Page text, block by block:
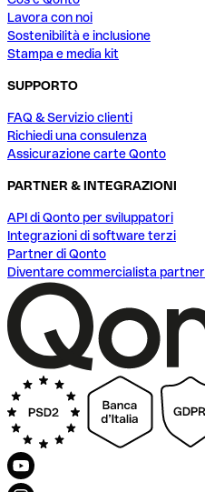
Lavora con noi
Sostenibilità e inclusione
Stampa e media kit
SUPPORTO
FAQ & Servizio clienti
Richiedi una consulenza
Assicurazione carte Qonto
PARTNER & INTEGRAZIONI
API di Qonto per sviluppatori
Integrazioni di software terzi
Partner di Qonto
Diventare commercialista partner